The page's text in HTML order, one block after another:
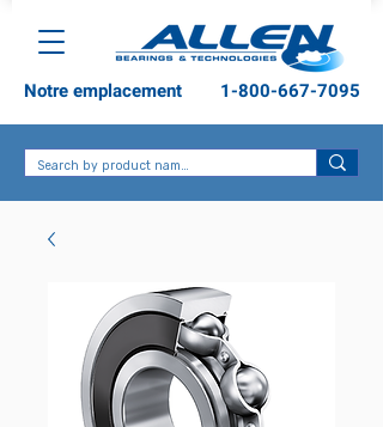
1-800-667-7095
Notre emplacement